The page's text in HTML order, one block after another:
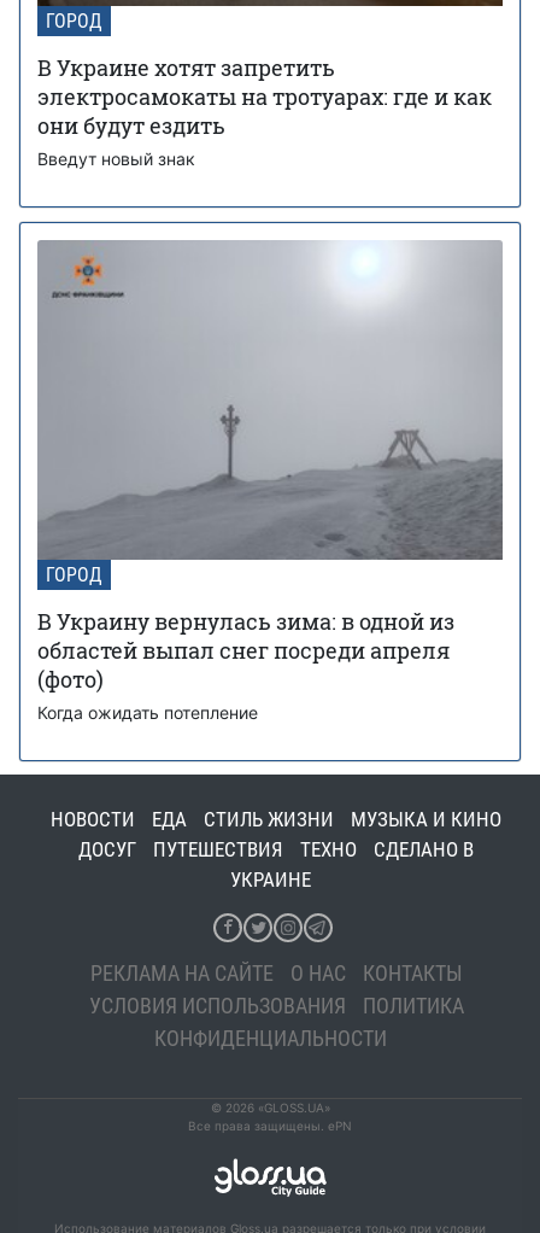
ГОРОД
В Украине хотят запретить
электросамокаты на тротуарах: где и как
они будут ездить
Введут новый знак
ГОРОД
В Украину вернулась зима: в одной из
областей выпал снег посреди апреля
(фото)
Когда ожидать потепление
НОВОСТИ ЕДА СТИЛЬ ЖИЗНИ
МУЗЫКА И КИНО
ДОСУГ
ПУТЕШЕСТВИЯ ТЕХНО
СДЕЛАНО В
УКРАИНЕ
РЕКЛАМА НА САЙТЕ О НАС
КОНТАКТЫ
УСЛОВИЯ ИСПОЛЬЗОВАНИЯ
ПОЛИТИКА
КОНФИДЕНЦИАЛЬНОСТИ
© 2026 «GLOSS.UA»
Все права защищены. ePN
Использование материалов Gloss.ua разрешается только при условии